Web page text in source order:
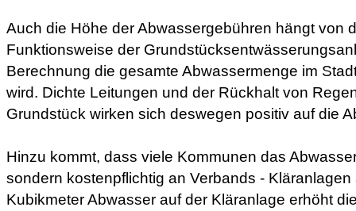
Auch die Höhe der Abwassergebühren hängt von
Funktionsweise der
Berechnung die gesamte Abwassermenge im
wird. Dichte Leitungen und der Rückhalt von
Grundstück wirken sich deswegen positiv auf die
Hinzu kommt, dass viele Kommunen das
sondern kostenpflichtig an Verbands -
Kubikmeter Abwasser auf der Kläranlage erhöht